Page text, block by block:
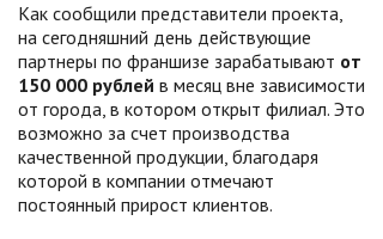
Как сообщили представители проекта,
на сегодняшний день действующие
партнеры по франшизе зарабатывают от
150 000 рублей в месяц вне зависимости
от города, в котором открыт филиал. Это
возможно за счет производства
качественной продукции, благодаря
которой в компании отмечают
постоянный прирост клиентов.